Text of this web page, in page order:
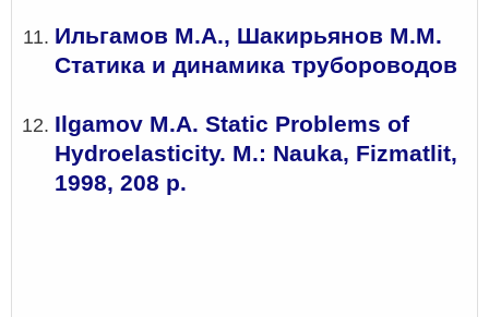
Ильгамов М.А., Шакирьянов М.М.
Статика и динамика трубороводов
Ilgamov M.A. Static Problems of
Hydroelasticity. M.: Nauka, Fizmatlit,
1998, 208 p.